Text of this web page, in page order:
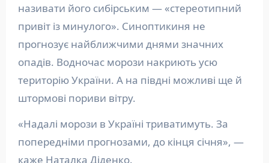
називати його сибірським — «стереотипний
привіт із минулого». Синоптикиня не
прогнозує найближчими днями значних
опадів. Водночас морози накриють усю
територію України. А на півдні можливі ще й
штормові пориви вітру.
«Надалі морози в Україні триватимуть. За
попередніми прогнозами, до кінця січня», —
каже Наталка Діденко.